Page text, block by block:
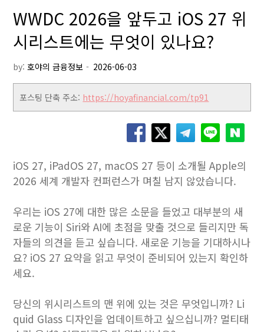
WWDC 2026을 앞두고 iOS 27 위
시리스트에는 무엇이 있나요?
by:호야의 금융정보
포스팅 단축 주소: https://hoyafinancial.com/tp91
iOS 27, iPadOS 27, macOS 27 등이 소개될 Apple의
2026 세계 개발자 컨퍼런스가 며칠 남지 않았습니다.
우리는 iOS 27에 대한 많은 소문을 들었고 대부분의 새
로운 기능이 Siri와 AI에 초점을 맞출 것으로 들리지만 독
자들의 의견을 듣고 싶습니다. 새로운 기능을 기대하시나
요? iOS 27 요약을 읽고 무엇이 준비되어 있는지 확인하
세요.
당신의 위시리스트의 맨 위에 있는 것은 무엇입니까? Li
quid Glass 디자인을 업데이트하고 싶으십니까? 멀티태